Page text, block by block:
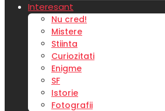
Interesant
Nu cred!
Mistere
Stiinta
Curiozitati
Enigme
SF
Istorie
Fotografii